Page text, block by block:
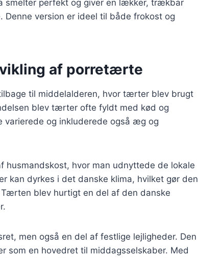
smelter perfekt og giver en lækker, trækbar
Denne version er ideel til både frokost og
af porretærte
til middelalderen, hvor tærter blev brugt
blev tærter ofte fyldt med kød og
varierede og inkluderede også æg og
hvor man udnyttede de lokale
kan dyrkes i det danske klima, hvilket gør den
blev hurtigt en del af den danske
men også en del af festlige lejligheder. Den
som en hovedret til middagsselskaber. Med